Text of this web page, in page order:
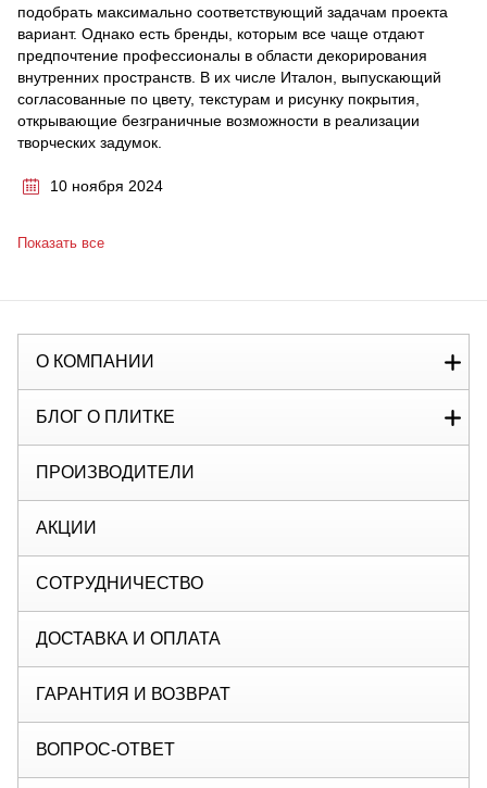
подобрать максимально соответствующий задачам проекта
вариант. Однако есть бренды, которым все чаще отдают
предпочтение профессионалы в области декорирования
внутренних пространств. В их числе Италон, выпускающий
согласованные по цвету, текстурам и рисунку покрытия,
открывающие безграничные возможности в реализации
творческих задумок.
10 ноября 2024
Показать все
О КОМПАНИИ
БЛОГ О ПЛИТКЕ
ПРОИЗВОДИТЕЛИ
АКЦИИ
СОТРУДНИЧЕСТВО
ДОСТАВКА И ОПЛАТА
ГАРАНТИЯ И ВОЗВРАТ
ВОПРОС-ОТВЕТ